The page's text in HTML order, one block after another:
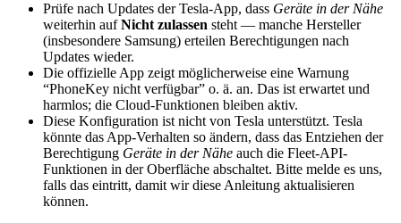
Prüfe nach Updates der Tesla-App, dass Geräte in der Nähe
weiterhin aufNicht zulassen steht — manche Hersteller
(insbesondere Samsung) erteilen Berechtigungen nach
Updates wieder.
Die offizielle App zeigt möglicherweise eine Warnung
“PhoneKey nicht verfügbar” o. ä. an. Das ist erwartet und
harmlos; die Cloud-Funktionen bleiben aktiv.
Diese Konfiguration ist nicht von Tesla unterstützt. Tesla
könnte das App-Verhalten so ändern, dass das Entziehen der
Berechtigung Geräte in der Nähe auch die Fleet-API-
Funktionen in der Oberfläche abschaltet. Bitte melde es uns,
falls das eintritt, damit wir diese Anleitung aktualisieren
können.